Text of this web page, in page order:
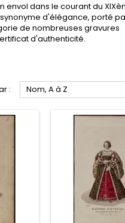
dans le courant du
d'élégance, porté
de nombreuses gravures
d'authenticité.
: Nom, A à Z